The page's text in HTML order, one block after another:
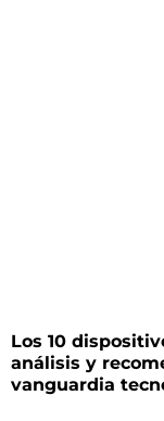
Los 10
análisis y
vanguardia